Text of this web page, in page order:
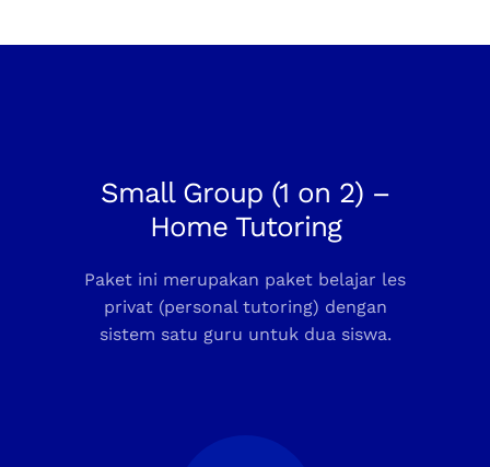
Small Group (1 on 2) –
Home Tutoring
Paket ini merupakan paket belajar les
privat (personal tutoring) dengan
sistem satu guru untuk dua siswa.